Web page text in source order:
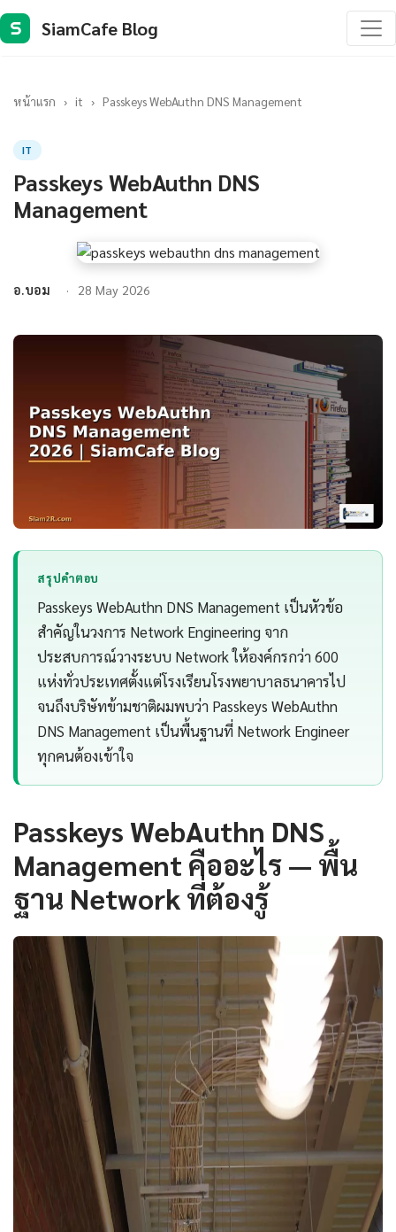
S SiamCafe Blog
หน้าแรก › it › Passkeys WebAuthn DNS Management
IT
Passkeys WebAuthn DNS
Management
อ.บอม 28 May 2026
สรุปคำตอบ
Passkeys WebAuthn DNS Management เป็นหัวข้อ
สำคัญในวงการ Network Engineering จาก
ประสบการณ์วางระบบ Network ให้องค์กรกว่า 600
แห่งทั่วประเทศตั้งแต่โรงเรียนโรงพยาบาลธนาคารไป
จนถึงบริษัทข้ามชาติผมพบว่า Passkeys WebAuthn
DNS Management เป็นพื้นฐานที่ Network Engineer
ทุกคนต้องเข้าใจ
Passkeys WebAuthn DNS
Management คืออะไร — พื้น
ฐาน Network ที่ต้องรู้